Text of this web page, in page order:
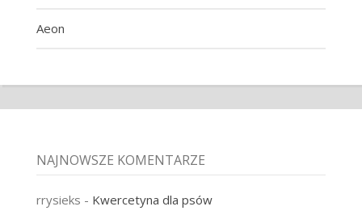
Aeon
NAJNOWSZE KOMENTARZE
rrysieks - Kwercetyna dla psów